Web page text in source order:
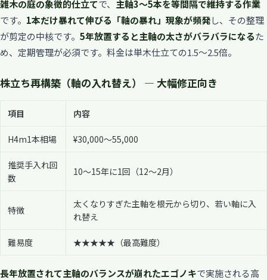
雑木の庭の象徴的仕立てで、 主軸3〜5本を等間隔で維持する作業
です。 1本だけ暴れて伸びる「軸の暴れ」現象が頻発し、その整理
が剪定の中核です。 5年放置すると主軸の太さがバラバラになるた
め、定期管理が必須です。料金は単木仕立ての1.5〜2.5倍。
株立ち再構築（軸の入れ替え） — 大幅修正向き
項目 内容
H4m1本相場 ¥30,000〜55,000
推奨手入れ回
数
10〜15年に1回（12〜2月）
特徴
太くなりすぎた主軸を根元から切り、若い軸に入
れ替え
難易度 ★★★★★（最高難度）
長年放置されて主軸のバランスが崩れたエゴノキで実施される高